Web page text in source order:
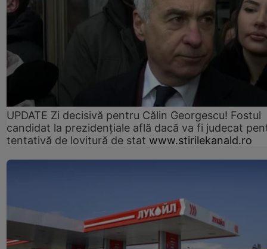
UPDATE Zi decisivă pentru Călin Georgescu! Fostul
candidat la prezidențiale află dacă va fi judecat
tentativă de lovitură de stat www.stirilekanald.ro